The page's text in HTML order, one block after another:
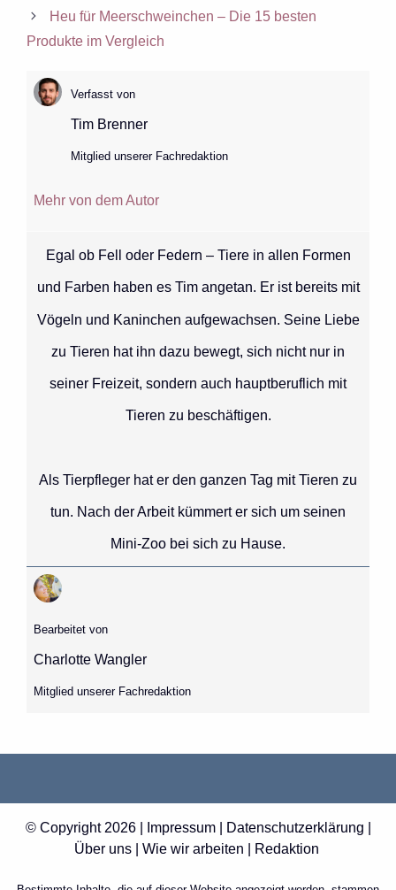
Heu für Meerschweinchen – Die 15 besten
Produkte im Vergleich
Verfasst von
Tim Brenner
Mitglied unserer Fachredaktion
Mehr von dem Autor
Egal ob Fell oder Federn – Tiere in allen Formen
und Farben haben es Tim angetan. Er ist bereits mit
Vögeln und Kaninchen aufgewachsen. Seine Liebe
zu Tieren hat ihn dazu bewegt, sich nicht nur in
seiner Freizeit, sondern auch hauptberuflich mit
Tieren zu beschäftigen.
Als Tierpfleger hat er den ganzen Tag mit Tieren zu
tun. Nach der Arbeit kümmert er sich um seinen
Mini-Zoo bei sich zu Hause.
Bearbeitet von
Charlotte Wangler
Mitglied unserer Fachredaktion
© Copyright 2026 | Impressum| Datenschutzerklärung
Über uns| Wie wir arbeiten Redaktion